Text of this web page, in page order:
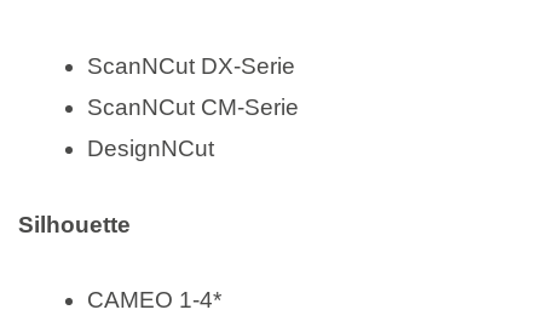
ScanNCut DX-Serie
ScanNCut CM-Serie
DesignNCut
Silhouette
CAMEO 1-4*